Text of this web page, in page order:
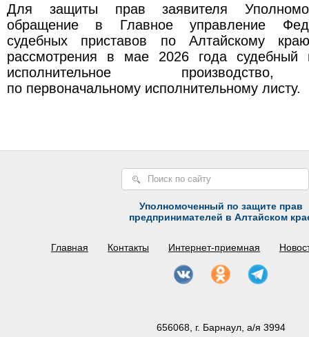
Для защиты прав заявителя
обращение в Главное управление
судебных приставов по Алтайскому
рассмотрения в мае 2026 года судебный
исполнительное производство,
по первоначальному исполнительному листу.
Уполномоченный по защите прав
предпринимателей в Алтайском
Главная Контакты Интернет-приемная
656068, г. Барнаул, а/я 3994